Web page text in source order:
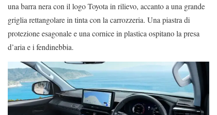
una barra nera con il logo Toyota in rilievo, accanto a una grande
griglia rettangolare in tinta con la carrozzeria. Una piastra di
protezione esagonale e una cornice in plastica ospitano la presa
d’aria e i fendinebbia.